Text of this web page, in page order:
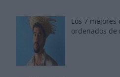
Los 7 mejores
ordenados de